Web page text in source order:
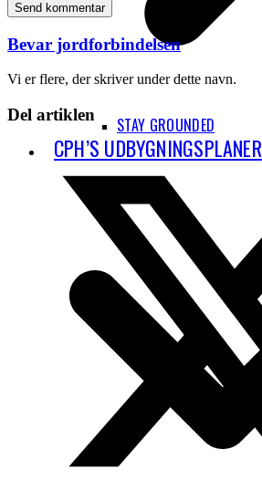
STAY GROUNDED
CPH’S UDBYGNINGSPLANER
Bevar jordforbindelsen
Vi er flere, der skriver under dette navn.
Del artiklen